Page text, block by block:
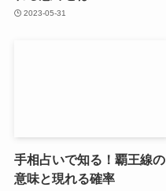
2023-05-31
手相占いで知る！覇王線の
意味と現れる確率